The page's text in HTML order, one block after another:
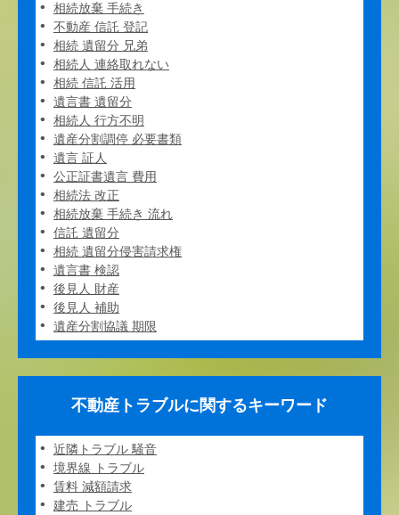
相続放棄 手続き
不動産 信託 登記
相続 遺留分 兄弟
相続人 連絡取れない
相続 信託 活用
遺言書 遺留分
相続人 行方不明
遺産分割調停 必要書類
遺言 証人
公正証書遺言 費用
相続法 改正
相続放棄 手続き 流れ
信託 遺留分
相続 遺留分侵害請求権
遺言書 検認
後見人 財産
後見人 補助
遺産分割協議 期限
不動産トラブルに関するキーワード
近隣トラブル 騒音
境界線 トラブル
賃料 減額請求
建売 トラブル